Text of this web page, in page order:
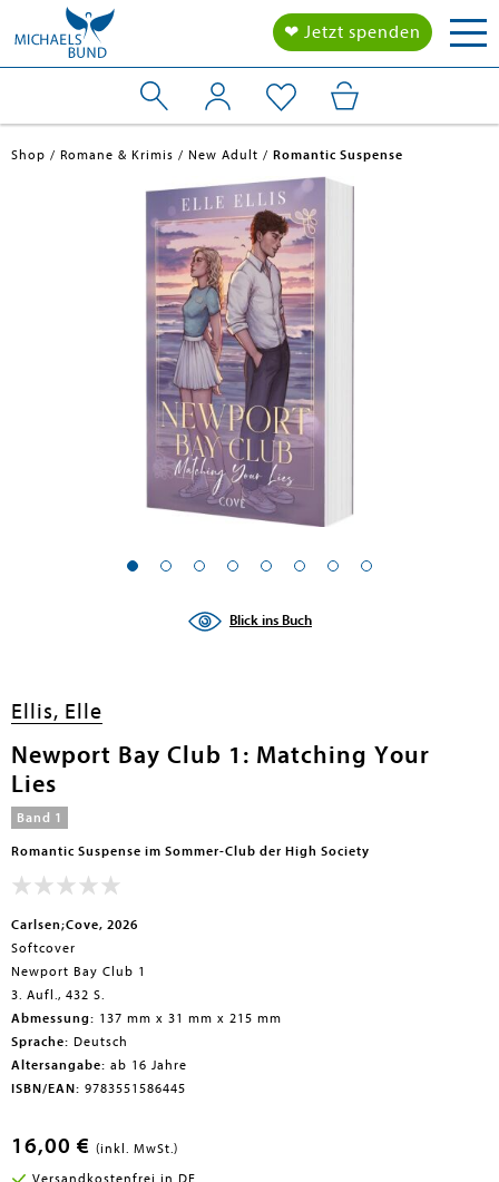
❤ Jetzt spenden
Shop Romane & Krimis New Adult Romantic Suspense
Blick ins Buch
Ellis, Elle
Newport Bay Club 1: Matching Your
Lies
Band 1
Romantic Suspense im Sommer-Club der High Society
Carlsen;Cove, 2026
Softcover
Newport Bay Club 1
3. Aufl., 432 S.
Abmessung: 137 mm x 31 mm x 215 mm
Sprache: Deutsch
Altersangabe: ab 16 Jahre
ISBN/EAN: 9783551586445
16,00 € (inkl. MwSt.)
Versandkostenfrei in DE